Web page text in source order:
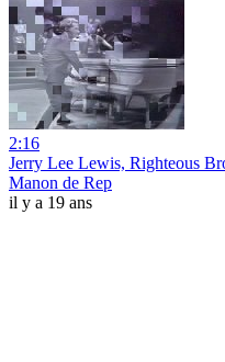
2:16
Jerry Lee Lewis, Righteous
Manon de Rep
il y a 19 ans